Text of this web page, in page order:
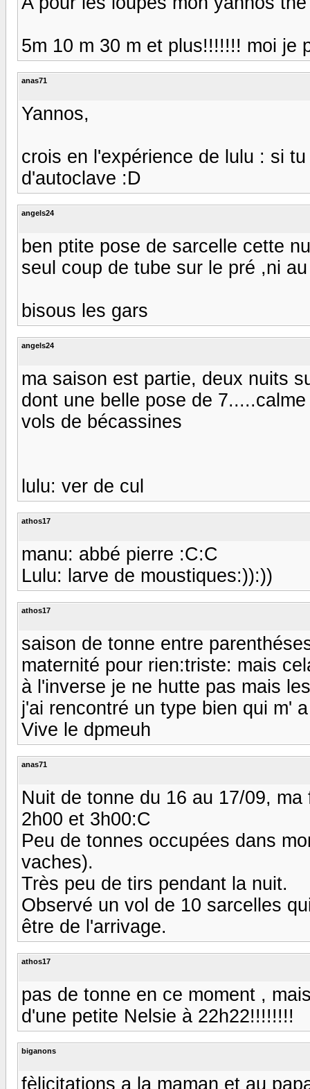
5m 10 m 30 m et plus!!!!!!! moi je
anas71
Yannos,
crois en l'expérience de lulu : si
d'autoclave :D
angels24
ben ptite pose de sarcelle cette
seul coup de tube sur le pré ,ni
bisous les gars
angels24
ma saison est partie, deux nuits
dont une belle pose de
vols de bécassines
lulu: ver de cul
athos17
manu: abbé pierre :C:C
Lulu: larve de moustiques:)):))
athos17
saison de tonne entre
maternité pour rien:triste: mais
à l'inverse je ne hutte pas mais
j'ai rencontré un type bien qui m'
Vive le dpmeuh
anas71
Nuit de tonne du 16 au 17/09,
2h00 et 3h00:C
Peu de tonnes occupées dans
vaches).
Très peu de tirs pendant la nuit.
Observé un vol de 10 sarcelles
être de l'arrivage.
athos17
pas de tonne en ce moment ,
d'une petite Nelsie à 22h22!!!!!!!!
biganons
fèlicitations a la maman et au